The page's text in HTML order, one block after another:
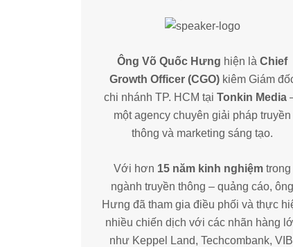
Ông Võ Quốc Hưng hiện là Chief
Growth Officer (CGO)kiêm Giám
chi nhánh TP. HCM tại Tonkin Media
một agency chuyên giải pháp truyền
thông và marketing sáng tạo.
Với hơn 15 năm kinh nghiệm trong
ngành truyền thông – quảng cáo, ông
Hưng đã tham gia điều phối và thực
nhiều chiến dịch với các nhãn hàng
như Keppel Land, Techcombank,